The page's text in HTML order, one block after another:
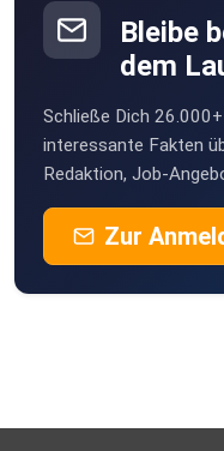
Bleibe
dem
Schließe Dich
interessante Fakten
Redaktion, Job-
Zur